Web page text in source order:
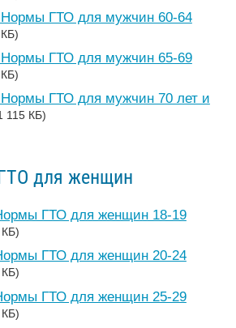
Нормы ГТО для мужчин 60-64
Нормы ГТО для мужчин 65-69
Нормы ГТО для мужчин 70 лет и
115 КБ)
для женщин
ГТО для женщин 18-19
ГТО для женщин 20-24
ГТО для женщин 25-29